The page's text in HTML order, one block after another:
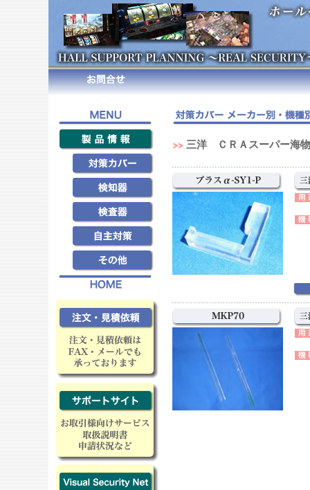
三洋 ＣＲＡスーパー